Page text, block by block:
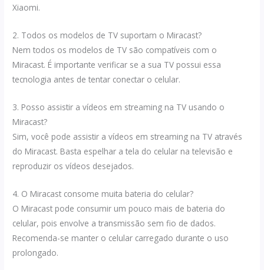
Xiaomi.
2. Todos os modelos de TV suportam o Miracast?
Nem todos os modelos de TV são compatíveis com o
Miracast. É importante verificar se a sua TV possui essa
tecnologia antes de tentar conectar o celular.
3. Posso assistir a vídeos em streaming na TV usando o
Miracast?
Sim, você pode assistir a vídeos em streaming na TV através
do Miracast. Basta espelhar a tela do celular na televisão e
reproduzir os vídeos desejados.
4. O Miracast consome muita bateria do celular?
O Miracast pode consumir um pouco mais de bateria do
celular, pois envolve a transmissão sem fio de dados.
Recomenda-se manter o celular carregado durante o uso
prolongado.